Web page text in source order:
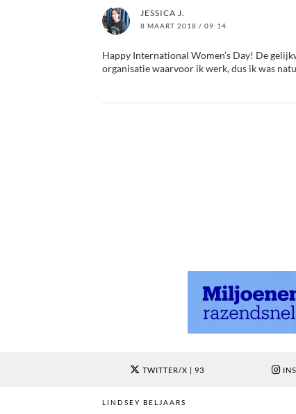
JESSICA J.
8 MAART 2018 / 09:14
Happy International Women’s Day! De
organisatie waarvoor ik werk, dus ik was
TWITTER/X | 93
LINDSEY BELJAARS